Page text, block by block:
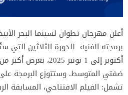
أعلن مهرجان تطوان لسينما البحر
ضفتي المتوسط. وستتوزع البرمجة
تشمل: الفيلم الافتتاحي، المسابقة